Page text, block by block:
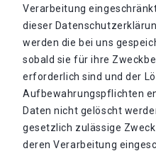
Verarbeitung
dieser
werden die bei uns
sobald sie für ihre
erforderlich sind und der
Aufbewahrungspflichten
Daten nicht gelöscht
gesetzlich zulässige
deren Verarbeitung